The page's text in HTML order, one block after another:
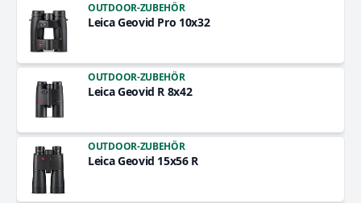
OUTDOOR-ZUBEHÖR
Leica Geovid Pro 10x32
OUTDOOR-ZUBEHÖR
Leica Geovid R 8x42
OUTDOOR-ZUBEHÖR
Leica Geovid 15x56 R